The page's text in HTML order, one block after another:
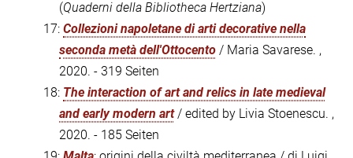
(Quaderni della Bibliotheca Hertziana)
17: Collezioni napoletane di arti decorative nella
seconda metà dell'Ottocento / Maria Savarese. ,
2020. - 319 Seiten
18: The interaction of art and relics in late medieval
and early modern art/ edited by Livia Stoenescu. ,
2020. - 185 Seiten